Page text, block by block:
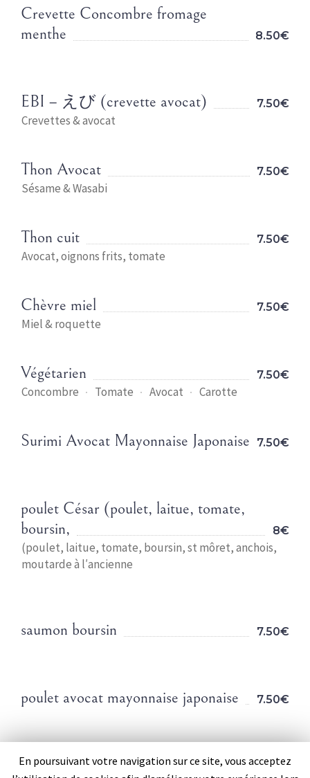
Crevette Concombre fromage
menthe
8.50€
EBI – えび (crevette avocat) 7.50€
Crevettes & avocat
Thon Avocat 7.50€
Sésame & Wasabi
Thon cuit 7.50€
Avocat, oignons frits, tomate
Chèvre miel 7.50€
Miel & roquette
Végétarien 7.50€
Concombre Tomate Avocat Carotte
Surimi Avocat Mayonnaise Japonaise 7.50€
poulet César (poulet, laitue, tomate,
boursin,
8€
(poulet, laitue, tomate, boursin, st môret, anchois,
moutarde à l′ancienne
saumon boursin 7.50€
poulet avocat mayonnaise japonaise 7.50€
En poursuivant votre navigation sur ce site, vous acceptez